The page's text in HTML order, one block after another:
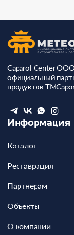
Caparol Center
официальный
продуктов
Информация
Каталог
Реставрация
Партнерам
Объекты
О компании